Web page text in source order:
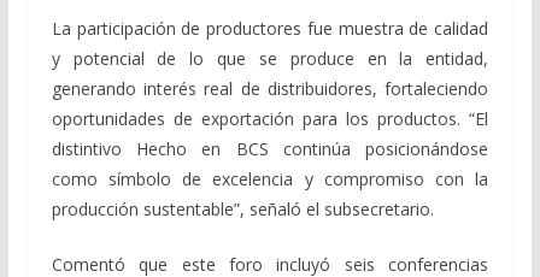
La participación de productores fue muestra de calidad
y potencial de lo que se produce en la entidad,
generando interés real de distribuidores, fortaleciendo
oportunidades de exportación para los productos. “El
distintivo Hecho en BCS continúa posicionándose
como símbolo de excelencia y compromiso con la
producción sustentable”, señaló el subsecretario.
Comentó que este foro incluyó seis conferencias